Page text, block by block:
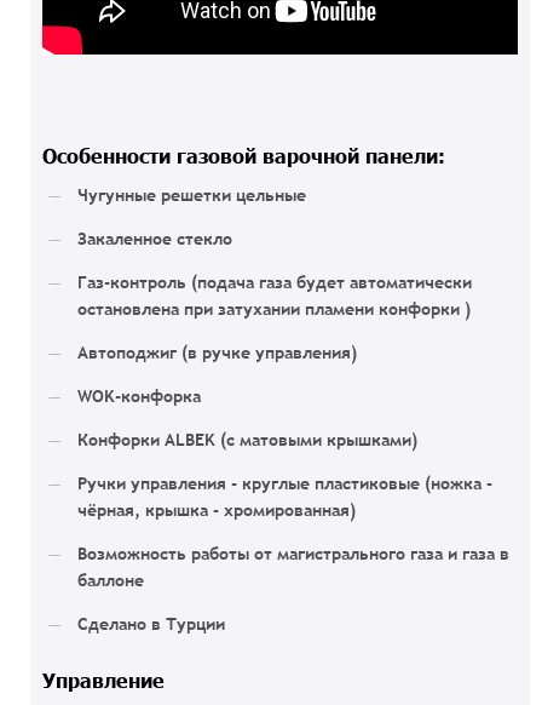
Особенности газовой варочной панели:
Чугунные решетки цельные
Закаленное стекло
Газ-контроль (подача газа будет автоматически
остановлена при затухании пламени конфорки )
Автоподжиг (в ручке управления)
WOK-конфорка
Конфорки ALBEK (с матовыми крышками)
Ручки управления - круглые пластиковые (ножка -
чёрная, крышка - хромированная)
Возможность работы от магистрального газа и газа в
баллоне
Сделано в Турции
Управление